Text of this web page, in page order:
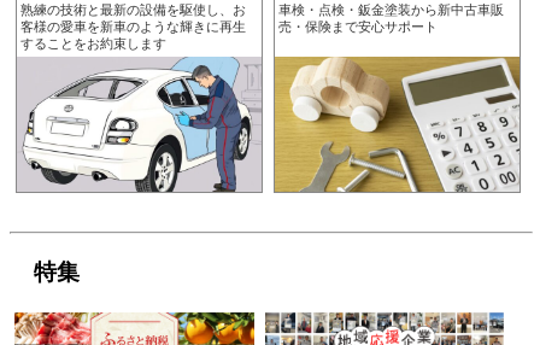
熟練の技術と最新の設備を駆使し、お
客様の愛車を新車のような輝きに再生
することをお約束します
車検・点検・鈑金塗装から新中古車販
売・保険まで安心サポート
特集